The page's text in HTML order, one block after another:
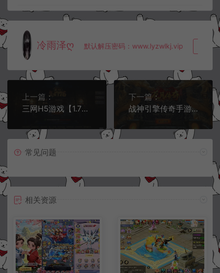
冷雨泽ღ 默认解压密码：www.lyzwlkj.vip 复
上一篇：
三网H5游戏【1.76青山复古三职业H5】2月最新整理Win一键服务端+前后端全套源码+假人陪玩+管理后台+详细搭建教程
下一篇：
战神引擎传奇手游【1.80苍月传奇四大陆三职业[白猪3]】2月最新整理Win一键服务端+GM授权后台+安卓+详细搭建教程+视频教程
常见问题
相关资源